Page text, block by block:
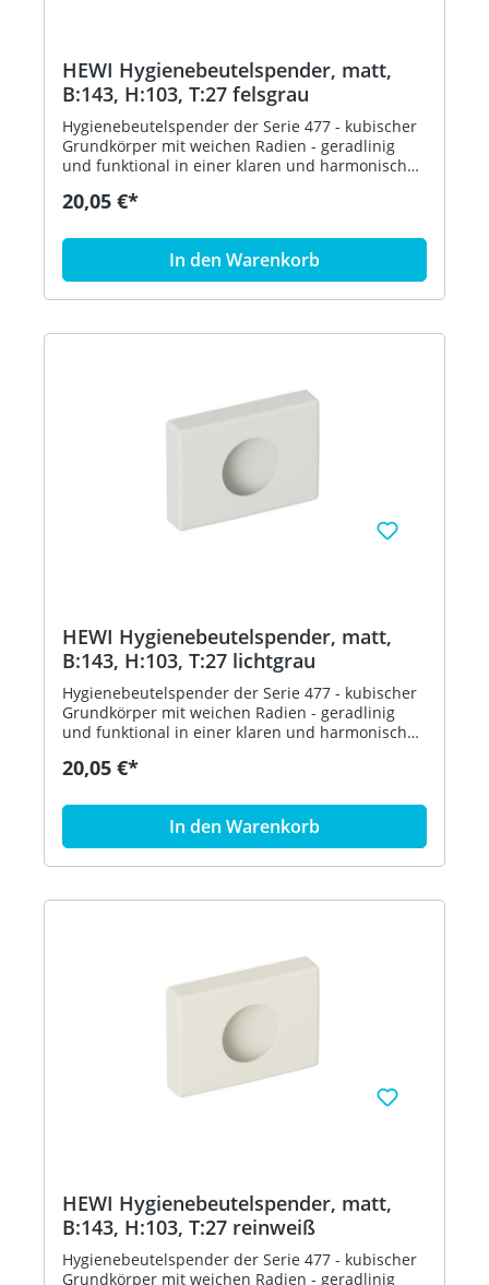
HEWI Hygienebeutelspender, matt,
B:143, H:103, T:27 felsgrau
Hygienebeutelspender der Serie 477 - kubischer
Grundkörper mit weichen Radien - geradlinig
und funktional in einer klaren und harmonischen
Entnahme von handelsüblichen Hygienebeuteln
breit, 103 mm hoch und 27 mm tief - aus
hochwertigem, mattem Polyamid in den HEWI
Farben 99 (Reinweiß), 98 (Signalweiß), 97
(Lichtgrau), 95 (Felsgrau), 92 (Anthrazitgrau), 90
20,05 €*
In den Warenkorb
HEWI Hygienebeutelspender, matt,
B:143, H:103, T:27 lichtgrau
Hygienebeutelspender der Serie 477 - kubischer
Grundkörper mit weichen Radien - geradlinig
und funktional in einer klaren und harmonischen
Entnahme von handelsüblichen Hygienebeuteln
breit, 103 mm hoch und 27 mm tief - aus
hochwertigem, mattem Polyamid in den HEWI
Farben 99 (Reinweiß), 98 (Signalweiß), 97
(Lichtgrau), 95 (Felsgrau), 92 (Anthrazitgrau), 90
20,05 €*
In den Warenkorb
HEWI Hygienebeutelspender, matt,
B:143, H:103, T:27 reinweiß
Hygienebeutelspender der Serie 477 - kubischer
Grundkörper mit weichen Radien - geradlinig